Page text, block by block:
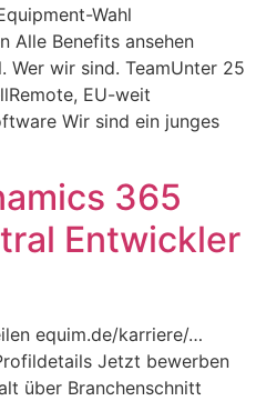
Wahl
Alle Benefits ansehen
Wer wir sind. TeamUnter 25
EU-weit
Wir sind ein junges
365
Entwickler
equim.de/karriere/…
Jetzt bewerben
über Branchenschnitt